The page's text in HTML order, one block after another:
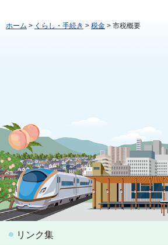
ホーム > くらし・手続き > 税金 > 市税概要
リンク集